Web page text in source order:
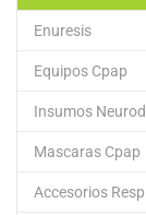
Enuresis
Equipos Cpap
Insumos
Mascaras Cpap
Accesorios